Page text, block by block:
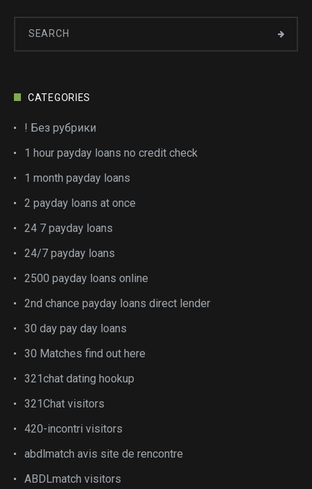
CATEGORIES
! Без рубрики
1 hour payday loans no credit check
1 month payday loans
2 payday loans at once
24 7 payday loans
24/7 payday loans
2500 payday loans online
2nd chance payday loans direct lender
30 day pay day loans
30 Matches find out here
321chat dating hookup
321Chat visitors
420-incontri visitors
abdlmatch avis site de rencontre
ABDLmatch visitors